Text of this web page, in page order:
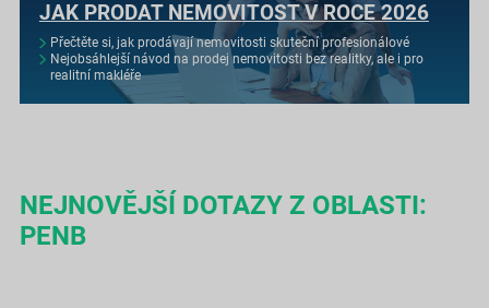
JAK PRODAT NEMOVITOST V ROCE 2026
Přečtěte si, jak prodávají nemovitosti skuteční profesionálové
Nejobsáhlejší návod na prodej nemovitosti bez realitky, ale i pro
realitní makléře
NEJNOVĚJŠÍ DOTAZY Z OBLASTI:
PENB